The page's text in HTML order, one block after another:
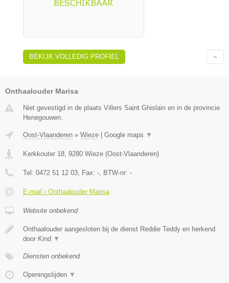
BEKIJK VOLLEDIG PROFIEL
Onthaalouder Marisa
Niet gevestigd in de plaats Villers Saint Ghislain en in de provincie
Henegouwen.
Oost-Vlaanderen » Wieze | Google maps ▼
Kerkkouter 18 9280 Wieze (Oost-Vlaanderen)
Tel: 0472 51 12 03 , Fax: - , BTW-nr: -
E-mail › Onthaalouder Marisa
Website onbekend
Onthaalouder aangesloten bij de dienst Reddie Teddy en herkend
door Kind ▼
Diensten onbekend
Openingstijden ▼